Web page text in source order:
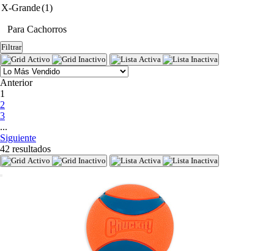
X-Grande(1)
Para Cachorros
Filtrar
Anterior
1
2
3
...
Siguiente
42 resultados